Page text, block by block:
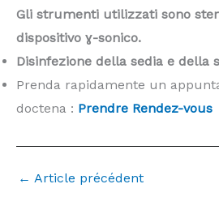
Gli strumenti utilizzati sono
dispositivo ɣ-sonico.
Disinfezione della sedia e della
Prenda rapidamente un
doctena : Prendre Rendez-vous
← Article précédent